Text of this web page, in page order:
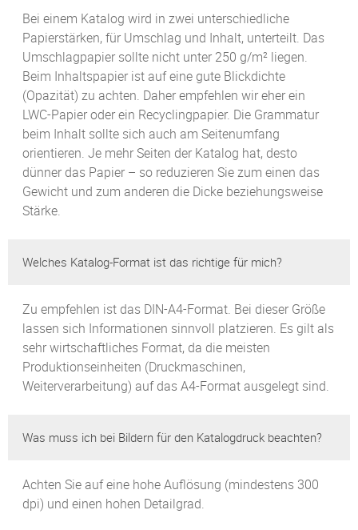
Bei einem Katalog wird in zwei unterschiedliche
Papierstärken, für Umschlag und Inhalt, unterteilt. Das
Umschlagpapier sollte nicht unter 250 g/m² liegen.
Beim Inhaltspapier ist auf eine gute Blickdichte
(Opazität) zu achten. Daher empfehlen wir eher ein
LWC-Papier oder ein Recyclingpapier. Die Grammatur
beim Inhalt sollte sich auch am Seitenumfang
orientieren. Je mehr Seiten der Katalog hat, desto
dünner das Papier – so reduzieren Sie zum einen das
Gewicht und zum anderen die Dicke beziehungsweise
Stärke.
Welches Katalog-Format ist das richtige für mich?
Zu empfehlen ist das DIN-A4-Format. Bei dieser Größe
lassen sich Informationen sinnvoll platzieren. Es gilt als
sehr wirtschaftliches Format, da die meisten
Produktionseinheiten (Druckmaschinen,
Weiterverarbeitung) auf das A4-Format ausgelegt sind.
Was muss ich bei Bildern für den Katalogdruck beachten?
Achten Sie auf eine hohe Auflösung (mindestens 300
dpi) und einen hohen Detailgrad.